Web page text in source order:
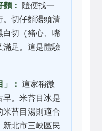
：
隨便找一
。切仔麵湯頭清
白切（豬心、嘴
滿足。這是體驗
： 這家稍微
早。米苔目冰是
米苔目湯則適合
新北市三峽區民